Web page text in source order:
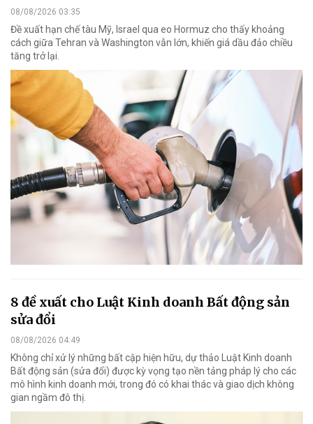
08/08/2026 03:35
Đề xuất hạn chế tàu Mỹ, Israel qua eo Hormuz cho thấy khoảng
cách giữa Tehran và Washington vẫn lớn, khiến giá dầu đảo chiều
tăng trở lại.
8 đề xuất cho Luật Kinh doanh Bất động sản
sửa đổi
08/08/2026 04:49
Không chỉ xử lý những bất cập hiện hữu, dự thảo Luật Kinh doanh
Bất động sản (sửa đổi) được kỳ vọng tạo nền tảng pháp lý cho các
mô hình kinh doanh mới, trong đó có khai thác và giao dịch không
gian ngầm đô thị.